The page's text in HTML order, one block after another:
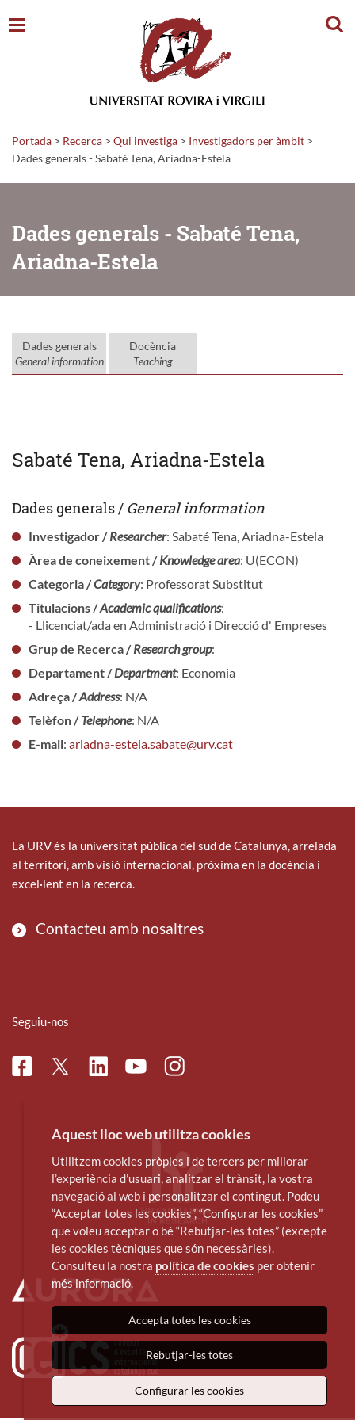
Portada > Recerca > Qui investiga > Investigadors per àmbit >
Dades generals - Sabaté Tena, Ariadna-Estela
Dades generals - Sabaté Tena,
Ariadna-Estela
Dades generals
General information
Docència
Teaching
Sabaté Tena, Ariadna-Estela
Dades generals / General information
Investigador /Researcher: Sabaté Tena, Ariadna-Estela
Àrea de coneixement /Knowledge area: U(ECON)
Categoria /Category: Professorat Substitut
Titulacions /Academic qualifications:
- Llicenciat/ada en Administració i Direcció d' Empreses
Grup de Recerca /Research group:
Departament /Department: Economia
Adreça /Address: N/A
Telèfon /Telephone: N/A
E-mail: ariadna-estela.sabate@urv.cat
La URV és la universitat pública del sud de Catalunya, arrelada
al territori, amb visió internacional, pròxima en la docència i
excel·lent en la recerca.
Contacteu amb nosaltres
Seguiu-nos
FacebookTwitterLinkedinYoutubeInstagram
Aquest lloc web utilitza cookies
Utilitzem cookies pròpies i de tercers per millorar
l’experiència d’usuari, analitzar el trànsit, la vostra
navegació al web i personalitzar el contingut. Podeu
“Acceptar totes les cookies”, “Configurar les cookies”
que voleu acceptar o bé “Rebutjar-les totes” (excepte
les cookies tècniques que són necessàries).
Consulteu la nostra política de cookies per obtenir
més informació.
Accepta totes les cookies
Rebutjar-les totes
Configurar les cookies